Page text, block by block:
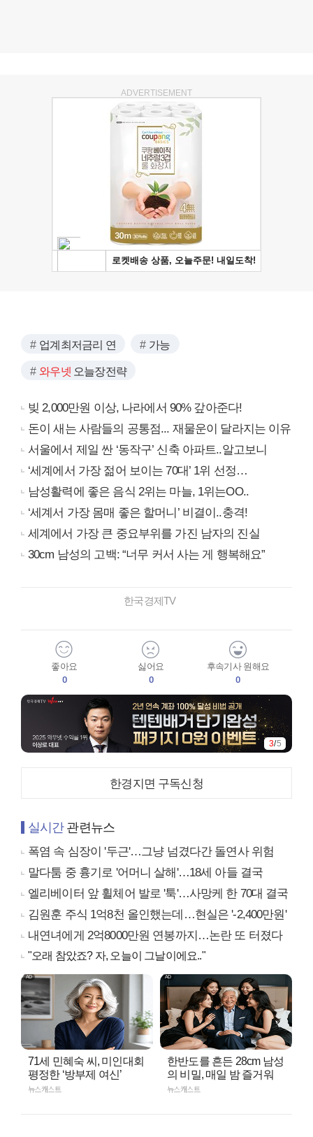
ADVERTISEMENT
업계최저금리 연 가능
와우넷 오늘장전략
빚 2,000만원 이상, 나라에서 90% 갚아준다!
돈이 새는 사람들의 공통점... 재물운이 달라지는 이유
서울에서 제일 싼 ‘동작구’ 신축 아파트..알고보니
‘세계에서 가장 젊어 보이는 70대’ 1위 선정…
남성활력에 좋은 음식 2위는 마늘, 1위는OO..
‘세계서 가장 몸매 좋은 할머니’ 비결이..충격!
세계에서 가장 큰 중요부위를 가진 남자의 진실
30cm 남성의 고백: “너무 커서 사는 게 행복해요”
한국경제TV
좋아요
0
싫어요
0
후속기사 원해요
0
4/5
한경지면 구독신청
실시간관련뉴스
폭염 속 심장이 '두근'…그냥 넘겼다간 돌연사 위험
말다툼 중 흉기로 '어머니 살해'…18세 아들 결국
엘리베이터 앞 휠체어 발로 '툭'…사망케 한 70대 결국
김원훈 주식 1억8천 올인했는데…현실은 '-2,400만원'
내연녀에게 2억8000만원 연봉까지…논란 또 터졌다
"오래 참았죠? 자, 오늘이 그날이에요.."
71세 민혜숙 씨, 미인대회
평정한 ‘방부제 여신’
뉴스캐스트
한반도를 흔든 28cm 남성
의 비밀, 매일 밤 즐거워
뉴스캐스트